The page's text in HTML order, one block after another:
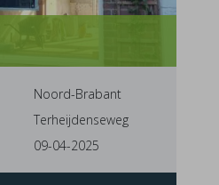
Noord-Brabant
Terheijdenseweg
09-04-2025